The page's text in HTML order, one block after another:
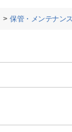
保管・メンテナン